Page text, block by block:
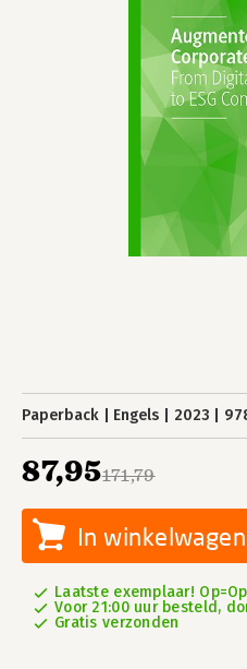
Paperback Engels 2023
171,79
87,95
In winkelwagen
Laatste exemplaar!
Voor 21:00 uur besteld,
Gratis verzonden